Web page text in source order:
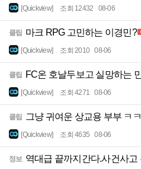
[Quickview] 조회 12432 08-06
클립 마크 RPG 고민하는 이경민?
[Quickview] 조회 2010 08-06
클립 FC온 호날두보고 실망하는
[Quickview] 조회 4271 08-06
클립 그냥 귀여운 상교용 부부 ㅋㅋ
[Quickview] 조회 4635 08-06
정보 역대급 끝까지간다.사건사고